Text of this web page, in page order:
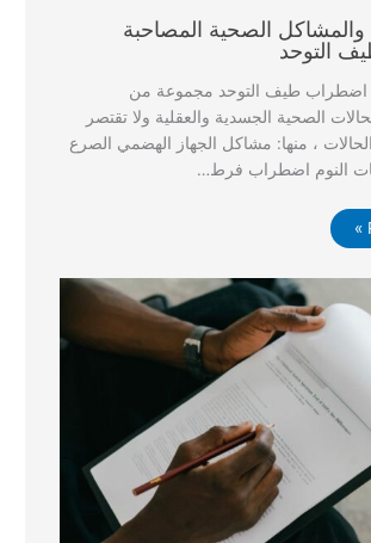
والمشاكل الصحية المصاحبة
التوحد
اضطراب طيف التوحد مجموعة من
الصحية الجسدية والعقلية ولا تقتصر
، منها: مشاكل الجهاز الهضمي الصرع
النوم اضطراب فرط…